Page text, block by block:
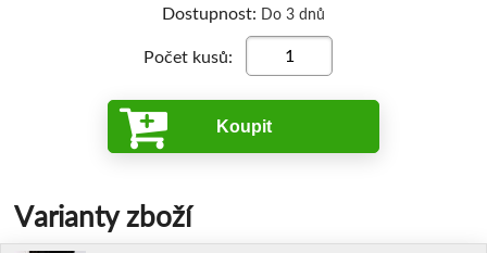
Dostupnost: Do 3 dnů
Počet kusů:
Koupit
Varianty zboží